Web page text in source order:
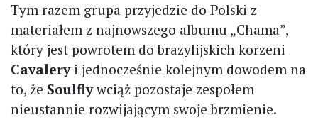
Tym razem grupa przyjedzie do Polski z
materiałem z najnowszego albumu „Chama”,
który jest powrotem do brazylijskich korzeni
Cavaleryi jednocześnie kolejnym dowodem na
to, że Soulflywciąż pozostaje zespołem
nieustannie rozwijającym swoje brzmienie.